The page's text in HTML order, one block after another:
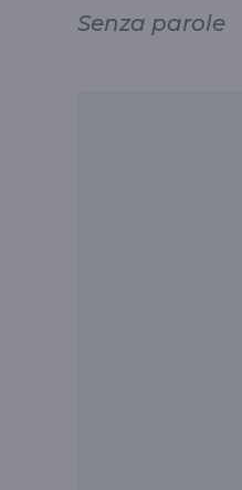
Senza parole